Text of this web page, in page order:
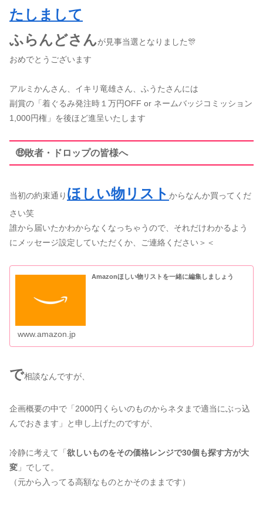
たしまして
ふらんどさんが見事当選となりました🎊
おめでとうございます
アルミかんさん、イキリ竜雄さん、ふうたさんには
副賞の「着ぐるみ発注時１万円OFF or ネームバッジコミッション
1,000円権」を後ほど進呈いたします
🤑敗者・ドロップの皆様へ
当初の約束通り ほしい物リスト からなんか買ってくだ
さい笑
誰から届いたかわからなくなっちゃうので、それだけわかるよう
にメッセージ設定していただくか、ご連絡ください＞＜
Amazonほしい物リストを一緒に編集しましょう
www.amazon.jp
で相談なんですが、
企画概要の中で「2000円くらいのものからネタまで適当にぶっ込
んでおきます」と申し上げたのですが、
冷静に考えて「 欲しいものをその価格レンジで30個も探す方が大
変 」でして。
（元から入ってる高額なものとかそのままです）